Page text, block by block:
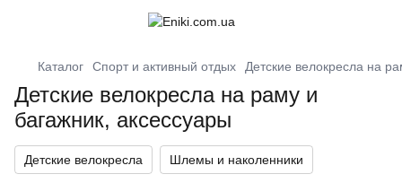
Каталог Спорт и активный отдых Детские велокресла на
Детские велокресла на раму и
багажник, аксессуары
Детские велокресла Шлемы и наколенники